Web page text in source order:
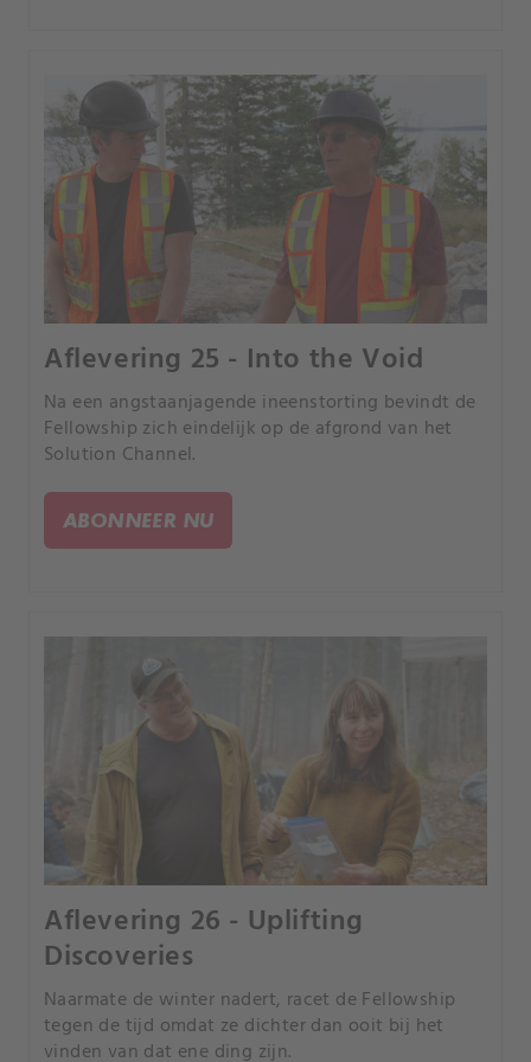
Aflevering 25 - Into the Void
Na een angstaanjagende ineenstorting bevindt de
Fellowship zich eindelijk op de afgrond van het
Solution Channel.
ABONNEER NU
Aflevering 26 - Uplifting
Discoveries
Naarmate de winter nadert, racet de Fellowship
tegen de tijd omdat ze dichter dan ooit bij het
vinden van dat ene ding zijn.